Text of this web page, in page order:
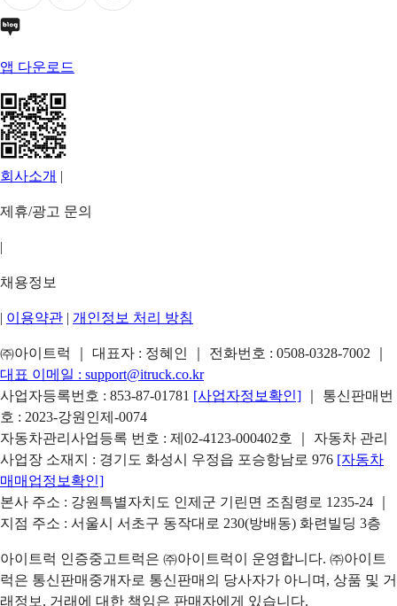
앱 다운로드
회사소개 |
제휴/광고 문의
|
채용정보
| 이용약관 | 개인정보 처리 방침
㈜아이트럭 ｜ 대표자 : 정혜인 ｜ 전화번호 : 0508-0328-7002
대표 이메일 : support@itruck.co.kr
사업자등록번호 : 853-87-01781 [사업자정보확인]
｜ 통신판매번
호 : 2023-강원인제-0074
자동차관리사업등록 번호 : 제02-4123-000402호 ｜ 자동차 관리
사업장 소재지 : 경기도 화성시 우정읍 포승항남로 976 [자동차
매매업정보확인]
본사 주소 : 강원특별자치도 인제군 기린면 조침령로 1235-24 ｜
지점 주소 : 서울시 서초구 동작대로 230(방배동) 화련빌딩 3층
아이트럭 인증중고트럭은 ㈜아이트럭이 운영합니다. ㈜아이트
럭은 통신판매중개자로 통신판매의 당사자가 아니며, 상품 및 거
래정보, 거래에 대한 책임은 판매자에게 있습니다.